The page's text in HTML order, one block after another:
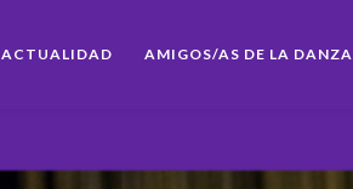
ACTUALIDAD AMIGOS/AS DE LA DANZA